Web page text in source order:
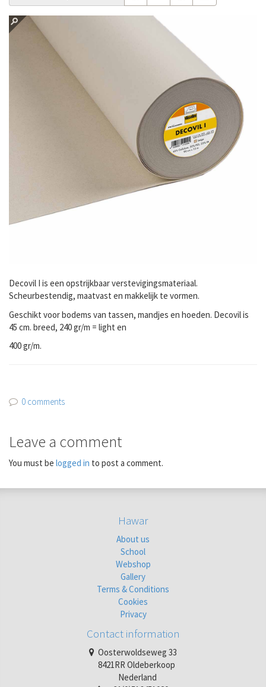
Decovil I is een opstrijkbaar verstevigingsmateriaal.
Scheurbestendig, maatvast en makkelijk te vormen.
Geschikt voor bodems van tassen, mandjes en hoeden. Decovil is
45 cm. breed, 240 gr/m = light en
400 gr/m.
0 comments
Leave a comment
You must be logged in to post a comment.
Hawar
About us
School
Webshop
Gallery
Terms & Conditions
Cookies
Privacy
Contact information
Oosterwoldseweg 33
8421RR Oldeberkoop
Nederland